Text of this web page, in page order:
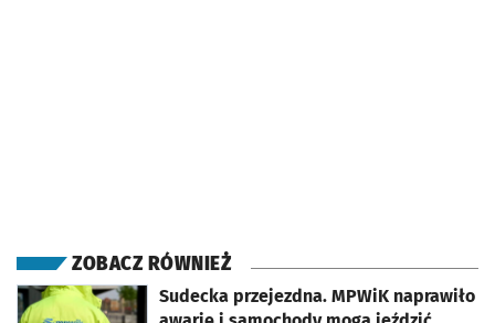
ZOBACZ RÓWNIEŻ
Sudecka przejezdna. MPWiK naprawiło
otworzy się w nowej karcie